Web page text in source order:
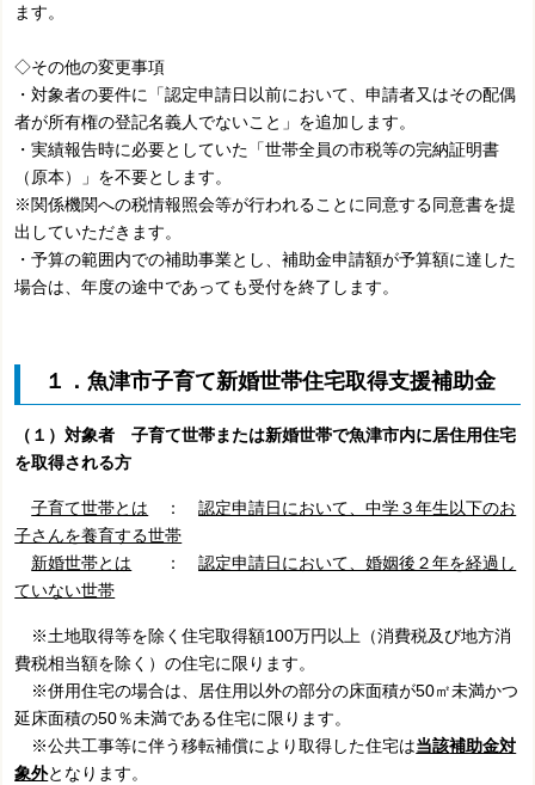
ます。
◇その他の変更事項
・対象者の要件に「認定申請日以前において、申請者又はその配偶
者が所有権の登記名義人でないこと」を追加します。
・実績報告時に必要としていた「世帯全員の市税等の完納証明書
（原本）
」を不要とします。
※関係機関への税情報照会等が行われることに同意する同意書を提
出していただきます。
・予算の範囲内での補助事業とし、補助金申請額が予算額に達した
場合は、年度の途中であっても受付を終了します。
１．魚津市子育て新婚世帯住宅取得支援補助金
（１）対象者 子育て世帯または新婚世帯で魚津市内に居住用住宅
を取得される方
子育て世帯とは ：認定申請日において、中学３年生以下のお
子さんを養育する世帯
新婚世帯とは ：認定申請日において、婚姻後２年を経過し
ていない世帯
※土地取得等を除く住宅取得額100万円以上（消費税及び地方消
費税相当額を除く）の住宅に限ります。
※併用住宅の場合は、居住用以外の部分の床面積が50㎡未満かつ
延床面積の50％未満である住宅に限ります。
※公共工事等に伴う移転補償により取得した住宅は当該補助金対
象外となります。